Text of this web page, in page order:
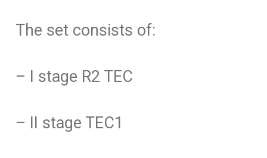
The set consists of:
– I stage R2 TEC
– II stage TEC1